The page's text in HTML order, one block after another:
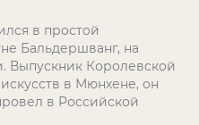
в простой
Бальдершванг, на
Выпускник Королевской
в Мюнхене, он
в Российской